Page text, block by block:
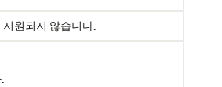
원되지 않습니다.